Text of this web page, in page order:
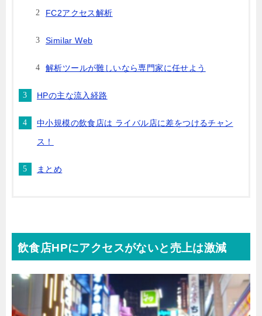
FC2アクセス解析
Similar Web
解析ツールが難しいなら専門家に任せよう
HPの主な流入経路
中小規模の飲食店は ライバル店に差をつけるチャン
ス！
まとめ
飲食店HPにアクセスがないと売上は激減